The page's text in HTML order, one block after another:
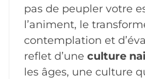
pas de peupler votre
l’animent, le
contemplation et
reflet d’une culture
les âges, une culture